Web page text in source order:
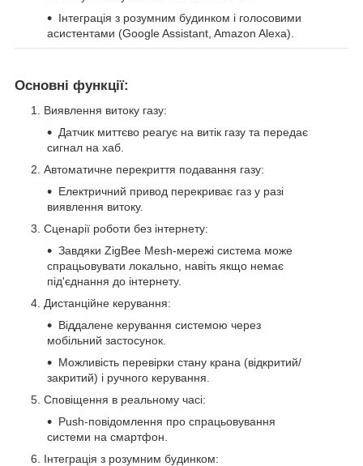
Інтеграція з розумним будинком і голосовими
асистентами (Google Assistant, Amazon Alexa).
Основні функції:
Виявлення витоку газу:
Датчик миттєво реагує на витік газу та передає
сигнал на хаб.
Автоматичне перекриття подавання газу:
Електричний привод перекриває газ у разі
виявлення витоку.
Сценарії роботи без інтернету:
Завдяки ZigBee Mesh-мережі система може
спрацьовувати локально, навіть якщо немає
під'єднання до інтернету.
Дистанційне керування:
Віддалене керування системою через
мобільний застосунок.
Можливість перевірки стану крана (відкритий/
закритий) і ручного керування.
Сповіщення в реальному часі:
Push-повідомлення про спрацьовування
системи на смартфон.
Інтеграція з розумним будинком: